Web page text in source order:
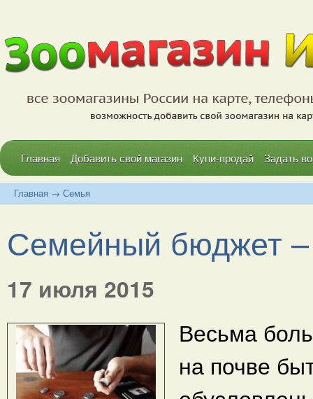
Главная Добавить свой магазин Купи-продай Задать
Главная → Семья
Семейный бюджет –
17 июля 2015
Весьма
на почве